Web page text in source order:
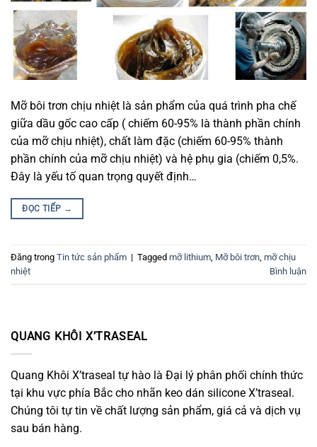
Mỡ bôi trơn chịu nhiệt là sản phẩm của quá trình pha chế
giữa dầu gốc cao cấp ( chiếm 60-95% là thành phần chính
của mỡ chịu nhiệt), chất làm đặc (chiếm 60-95% thành
phần chính của mỡ chịu nhiệt) và hệ phụ gia (chiếm 0,5%.
Đây là yếu tố quan trọng quyết định…
ĐỌC TIẾP →
Đăng trong Tin tức sản phẩm | Tagged mỡ lithium Mỡ bôi trơn mỡ chịu
nhiệt
Bình luận
QUANG KHÔI X’TRASEAL
Quang Khôi X’traseal tự hào là Đại lý phân phối chính thức
tại khu vực phía Bắc cho nhãn keo dán silicone X’traseal.
Chúng tôi tự tin về chất lượng sản phẩm, giá cả và dịch vụ
sau bán hàng.